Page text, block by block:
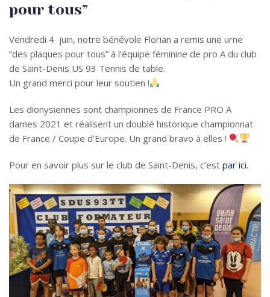
pour tous”
Vendredi 4 juin, notre bénévole Florian a remis une urne
“des plaques pour tous” à l’équipe féminine de pro A du club
de Saint-Denis US 93 Tennis de table.
Un grand merci pour leur soutien !
Les dionysiennes sont championnes de France PRO A
dames 2021 et réalisent un doublé historique championnat
de France / Coupe d’Europe. Un grand bravo à elles !
Pour en savoir plus sur le club de Saint-Denis, c’est par ici.